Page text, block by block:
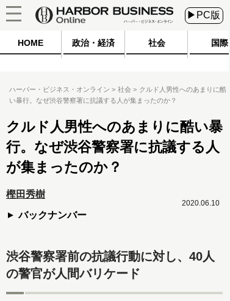
▶PC版
HOME 政治・経済 社会 国際
ハーバー・ビジネス・オンライン 社会
クルド人男性へのあまりに酷
い暴行。なぜ渋谷警察署に抗議する人が集まったのか？
クルド人男性へのあまりに酷い暴
行。なぜ渋谷警察署に抗議する人
が集まったのか？
樫田秀樹
バックナンバー
2020.06.10
渋谷警察署前の抗議行動に対し、40人
の警官が人間バリケード